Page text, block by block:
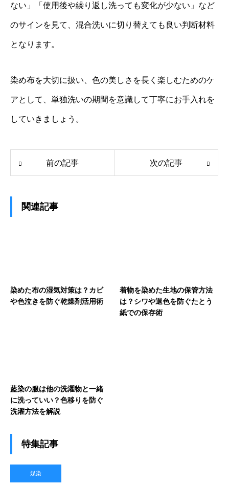
ない」「使用後や繰り返し洗っても変化が少ない」など
のサインを見て、混合洗いに切り替えても良い判断材料
となります。
染め布を大切に扱い、色の美しさを長く楽しむためのケ
アとして、単独洗いの期間を意識して丁寧にお手入れを
していきましょう。
前の記事 次の記事
関連記事
染めた布の湿気対策は？カビ
や色泣きを防ぐ乾燥剤活用術
着物を染めた生地の保管方法
は？シワや退色を防ぐたとう
紙での保存術
藍染の服は他の洗濯物と一緒
に洗っていい？色移りを防ぐ
洗濯方法を解説
特集記事
媒染